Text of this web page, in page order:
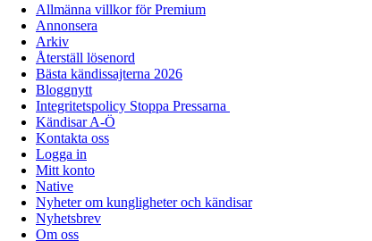
Allmänna villkor för Premium
Annonsera
Arkiv
Återställ lösenord
Bästa kändissajterna 2026
Bloggnytt
Integritetspolicy Stoppa Pressarna
Kändisar A-Ö
Kontakta oss
Logga in
Mitt konto
Native
Nyheter om kungligheter och kändisar
Nyhetsbrev
Om oss